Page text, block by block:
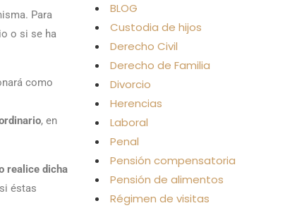
Para
o si se ha
como
, en
realice dicha
éstas
BLOG
Custodia de hijos
Derecho Civil
Derecho de Familia
Divorcio
Herencias
Laboral
Penal
Pensión compensatoria
Pensión de alimentos
Régimen de visitas